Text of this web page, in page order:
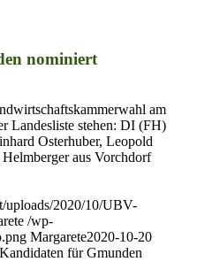
nominiert
am
Landesliste stehen: DI (FH)
Osterhuber, Leopold
aus Vorchdorf
uploads/2020/10/UBV-
/wp-
Margarete2020-10-20
Kandidaten für Gmunden